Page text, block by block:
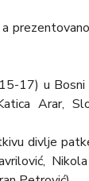
17) u
Arar,
divlje